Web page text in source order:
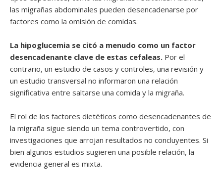
las migrañas abdominales pueden desencadenarse por
factores como la omisión de comidas.
La hipoglucemia se citó a menudo como un factor
desencadenante clave de estas cefaleas. Por el
contrario, un estudio de casos y controles, una revisión y
un estudio transversal no informaron una relación
significativa entre saltarse una comida y la migraña.
El rol de los factores dietéticos como desencadenantes de
la migraña sigue siendo un tema controvertido, con
investigaciones que arrojan resultados no concluyentes. Si
bien algunos estudios sugieren una posible relación, la
evidencia general es mixta.